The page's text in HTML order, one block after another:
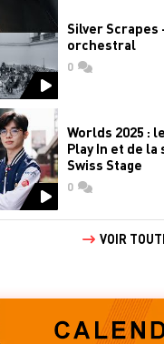
Silver Scrapes
orchestral
0commentaires
Worlds 2025 :
Play In et de la
Swiss Stage
0commentaires
VOIR